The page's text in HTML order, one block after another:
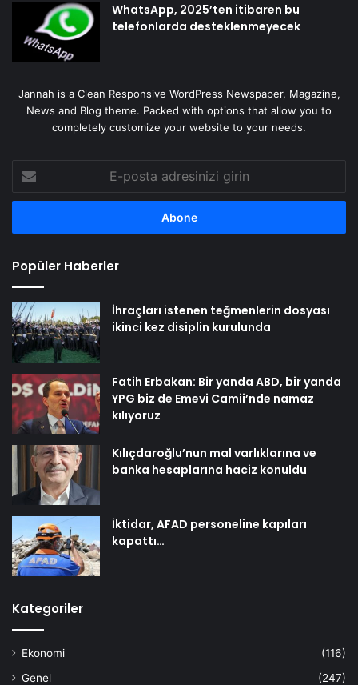
WhatsApp, 2025’ten itibaren bu
telefonlarda desteklenmeyecek
Jannah is a Clean Responsive WordPress Newspaper, Magazine,
News and Blog theme. Packed with options that allow you to
completely customize your website to your needs.
posta
adresinizi
Popüler Haberler
İhraçları istenen teğmenlerin dosyası
ikinci kez disiplin kurulunda
Fatih Erbakan: Bir yanda ABD, bir yanda
YPG biz de Emevi Camii’nde namaz
kılıyoruz
Kılıçdaroğlu’nun mal varlıklarına ve
banka hesaplarına haciz konuldu
İktidar, AFAD personeline kapıları
kapattı…
Kategoriler
Ekonomi
(116)
Genel
(247)